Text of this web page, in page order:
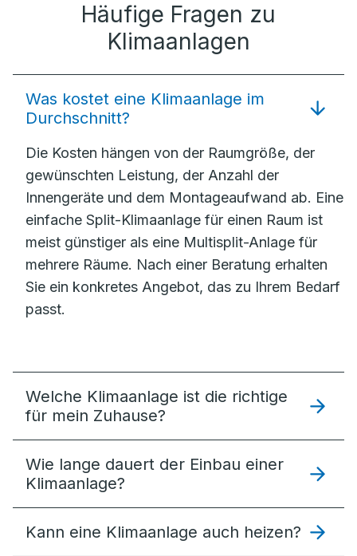
Häufige Fragen zu
Klimaanlagen
Was kostet eine Klimaanlage im
Durchschnitt?
Die Kosten hängen von der Raumgröße, der
gewünschten Leistung, der Anzahl der
Innengeräte und dem Montageaufwand ab. Eine
einfache Split-Klimaanlage für einen Raum ist
meist günstiger als eine Multisplit-Anlage für
mehrere Räume. Nach einer Beratung erhalten
Sie ein konkretes Angebot, das zu Ihrem Bedarf
passt.
Welche Klimaanlage ist die richtige
für mein Zuhause?
Wie lange dauert der Einbau einer
Klimaanlage?
Kann eine Klimaanlage auch heizen?